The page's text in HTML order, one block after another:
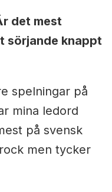
det mest
sörjande knappt
spelningar på
mina ledord
på svensk
men tycker